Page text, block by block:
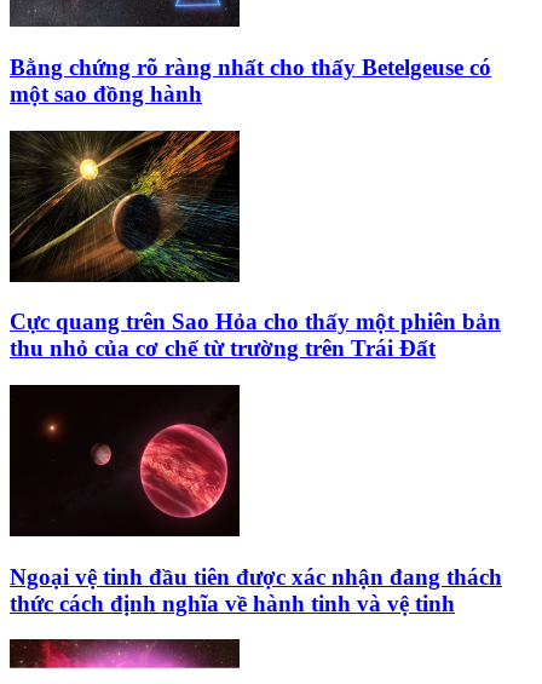
Bằng chứng rõ ràng nhất cho thấy Betelgeuse có
một sao đồng hành
Cực quang trên Sao Hỏa cho thấy một phiên bản
thu nhỏ của cơ chế từ trường trên Trái Đất
Ngoại vệ tinh đầu tiên được xác nhận đang thách
thức cách định nghĩa về hành tinh và vệ tinh